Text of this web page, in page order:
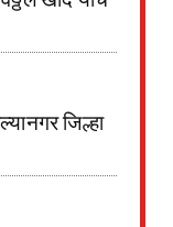
जिल्हा